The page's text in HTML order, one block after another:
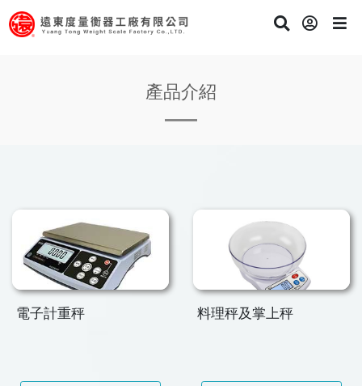
產品介紹
電子計重秤 料理秤及掌上秤